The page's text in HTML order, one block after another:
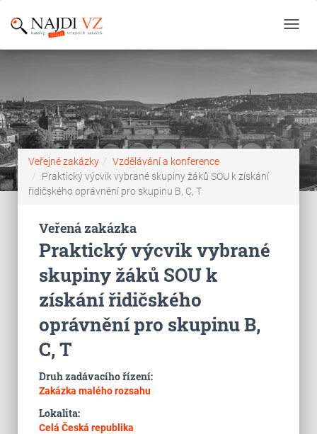
Veřejné zakázky
Vzdělávání a konference
Praktický výcvik vybrané skupiny žáků SOU k získání
řidičského oprávnění pro skupinu B, C, T
Veřená zakázka
Praktický výcvik vybrané
skupiny žáků SOU k
získání řidičského
oprávnění pro skupinu B,
C, T
Druh zadávacího řízení:
Zakázka malého rozsahu
Lokalita:
Celá Česká republika